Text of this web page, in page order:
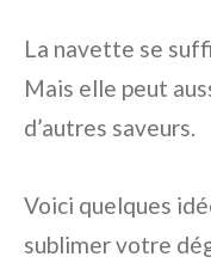
La navette se
Mais elle peut
d’autres saveurs.
Voici quelques
sublimer votre